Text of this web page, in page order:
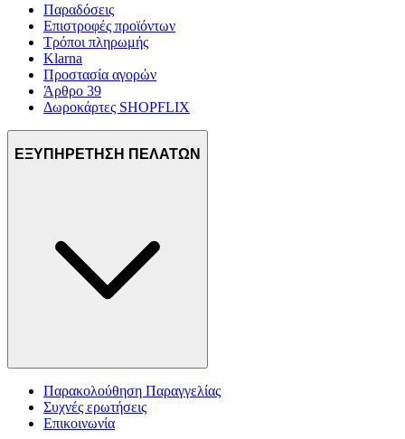
Παραδόσεις
Επιστροφές προϊόντων
Τρόποι πληρωμής
Klarna
Προστασία αγορών
Άρθρο 39
Δωροκάρτες SHOPFLIX
ΕΞΥΠΗΡΕΤΗΣΗ ΠΕΛΑΤΩΝ
Παρακολούθηση Παραγγελίας
Συχνές ερωτήσεις
Επικοινωνία